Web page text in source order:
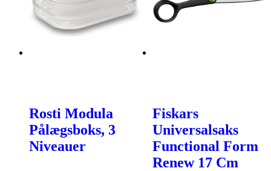
Rosti Modula
Pålægsboks, 3
Niveauer
Fiskars
Universalsaks
Functional Form
Renew 17 Cm